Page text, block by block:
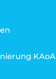
KAoA